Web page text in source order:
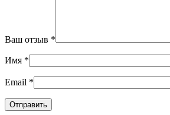
Ваш отзыв *
Имя *
Email *